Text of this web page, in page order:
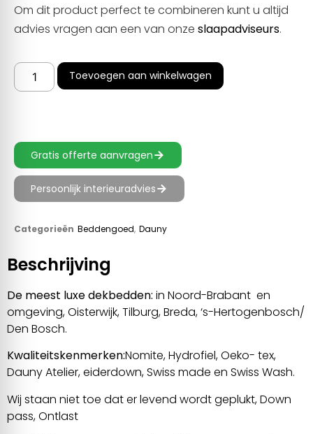
Om dit product perfect te combineren kunt u altijd
advies vragen aan een van onze slaapadviseurs.
Toevoegen aan winkelwagen
Gratis offerte aanvragen
Persoonlijk interieuradvies
Categorieën Beddengoed, Dauny
Beschrijving
De meest luxe dekbedden: in Noord-Brabant en
omgeving, Oisterwijk, Tilburg, Breda, ‘s-Hertogenbosch/
Den Bosch.
Kwaliteitskenmerken:Nomite, Hydrofiel, Oeko- tex,
Dauny Atelier, eiderdown, Swiss made en Swiss Wash.
Wij staan niet toe dat er levend wordt geplukt, Down
pass, Ontlast